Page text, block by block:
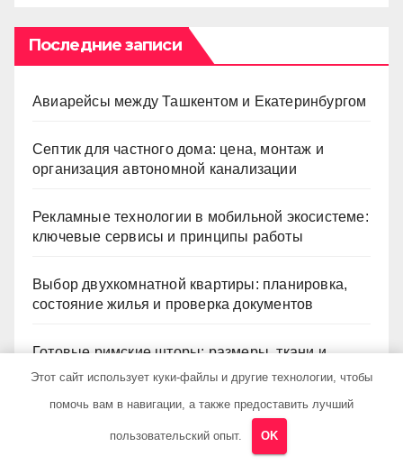
Последние записи
Авиарейсы между Ташкентом и Екатеринбургом
Септик для частного дома: цена, монтаж и
организация автономной канализации
Рекламные технологии в мобильной экосистеме:
ключевые сервисы и принципы работы
Выбор двухкомнатной квартиры: планировка,
состояние жилья и проверка документов
Готовые римские шторы: размеры, ткани и
рекомендации по выбору
Этот сайт использует куки-файлы и другие технологии, чтобы
помочь вам в навигации, а также предоставить лучший
пользовательский опыт. OK